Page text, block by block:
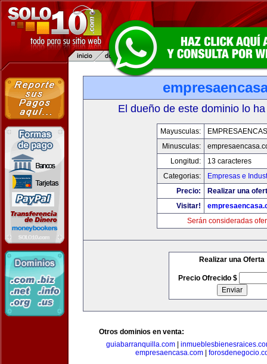
El dueño de este dominio lo
Mayusculas:
Minusculas:
Longitud:
13 caracteres
Categorias:
Empresas e
Precio:
Realizar una
Visitar!
Serán consideradas
Realizar una Oferta
Precio Ofrecido $
Otros dominios en venta:
guiabarranquilla.com|
empresaencasa.com|